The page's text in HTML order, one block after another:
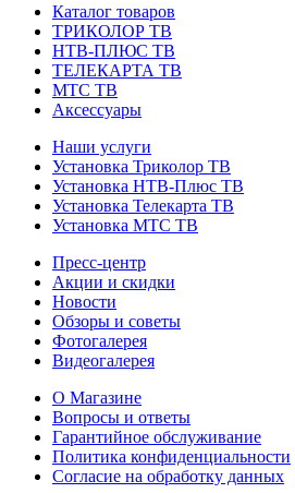
Каталог товаров
ТРИКОЛОР ТВ
НТВ-ПЛЮС ТВ
ТЕЛЕКАРТА ТВ
МТС ТВ
Аксессуары
Наши услуги
Установка Триколор ТВ
Установка НТВ-Плюс ТВ
Установка Телекарта ТВ
Установка МТС ТВ
Пресс-центр
Акции и скидки
Новости
Обзоры и советы
Фотогалерея
Видеогалерея
О Магазине
Вопросы и ответы
Гарантийное обслуживание
Политика конфиденциальности
Согласие на обработку данных